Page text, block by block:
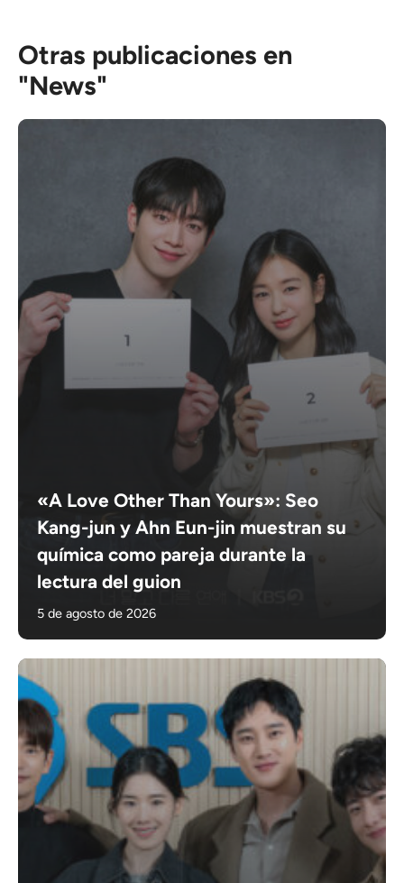
Otras publicaciones en
"News"
«A Love Other Than Yours»: Seo
Kang-jun y Ahn Eun-jin muestran su
química como pareja durante la
lectura del guion
5 de agosto de 2026